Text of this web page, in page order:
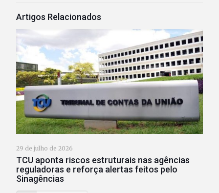
Artigos Relacionados
29 de julho de 2026
TCU aponta riscos estruturais nas agências
reguladoras e reforça alertas feitos pelo
Sinagências